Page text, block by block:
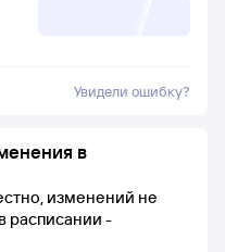
Увидели ошибку?
в
изменений не
расписании -